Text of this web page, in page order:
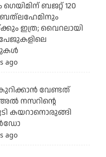
ബജറ്റ് 120
ഇത്ര; വൈറലായി
പേജുകളിലെ
ago
കുറിക്കാന്‍ വേണ്ടത്
നസറിന്റെ
കയറാനൊരുങ്ങി
ago